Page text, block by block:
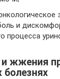
и
процесса
жжения
болезнях